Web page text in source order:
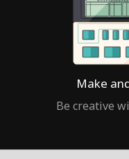
Make
Be creative